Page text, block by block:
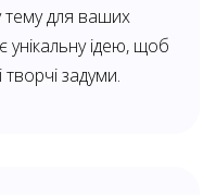
тему для ваших
ідею, щоб
задуми.